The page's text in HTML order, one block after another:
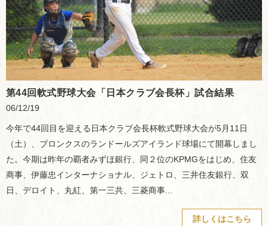
第44回軟式野球大会「日本クラブ会長杯」試合結果
06/12/19
今年で44回目を迎える日本クラブ会長杯軟式野球大会が5月11日
（土）、ブロンクスのランドールズアイランド球場にて開幕しまし
た。今期は昨年の覇者みずほ銀行、同２位のKPMGをはじめ、住友
商事、伊藤忠インターナショナル、ジェトロ、三井住友銀行、双
日、デロイト、丸紅、第一三共、三菱商事...
詳しくはこちら